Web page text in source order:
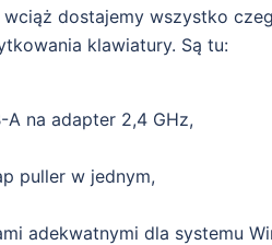
dostajemy wszystko
klawiatury. Są tu:
na adapter 2,4 GHz,
puller w jednym,
adekwatnymi dla systemu